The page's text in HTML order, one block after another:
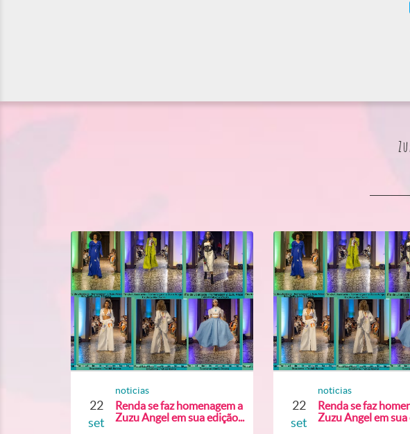
22
set
noticias
Renda se faz homenagem a
Zuzu Angel em sua edição...
22
set
noticias
Renda se faz
Zuzu Angel em sua